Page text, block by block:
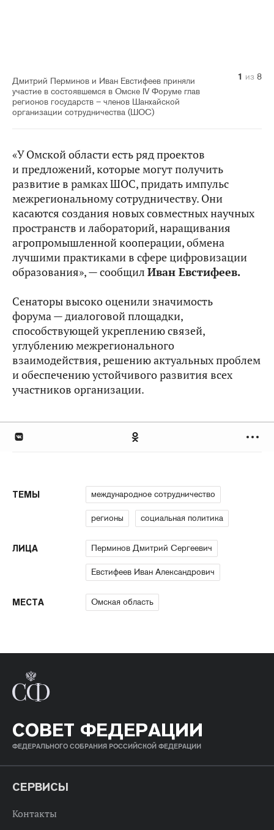
Дмитрий Перминов и Иван Евстифеев приняли
участие в состоявшемся в Омске IV Форуме глав
регионов государств – членов Шанхайской
организации сотрудничества (ШОС)
1 из 8
2 из 8
3 из 8
4 из 8
5 из 8
6 из 8
7 из 8
8 из 8
«У Омской области есть ряд проектов
и предложений, которые могут получить
развитие в рамках ШОС, придать импульс
межрегиональному сотрудничеству. Они
касаются создания новых совместных научных
пространств и лабораторий, наращивания
агропромышленной кооперации, обмена
лучшими практиками в сфере цифровизации
образования», — сообщил Иван Евстифеев.
Сенаторы высоко оценили значимость
форума — диалоговой площадки,
способствующей укреплению связей,
углублению межрегионального
взаимодействия, решению актуальных проблем
и обеспечению устойчивого развития всех
участников организации.
ТЕМЫ международное сотрудничество
регионы социальная политика
ЛИЦА Перминов Дмитрий Сергеевич
Евстифеев Иван Александрович
МЕСТА Омская область
СОВЕТ ФЕДЕРАЦИИ
ФЕДЕРАЛЬНОГО СОБРАНИЯ РОССИЙСКОЙ ФЕДЕРАЦИИ
СЕРВИСЫ
Контакты